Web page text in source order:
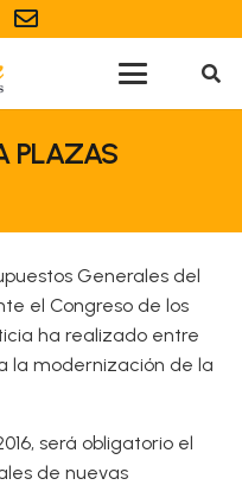
PLAZAS
Generales del
el Congreso de los
ha realizado entre
la modernización de la
será obligatorio el
de nuevas